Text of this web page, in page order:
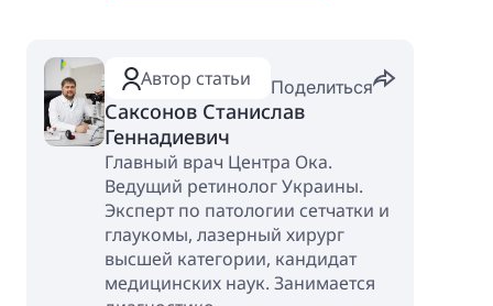
Автор статьи Поделиться
Саксонов Станислав
Геннадиевич
Главный врач Центра Ока.
Ведущий ретинолог Украины.
Эксперт по патологии сетчатки и
глаукомы, лазерный хирург
высшей категории, кандидат
медицинских наук. Занимается